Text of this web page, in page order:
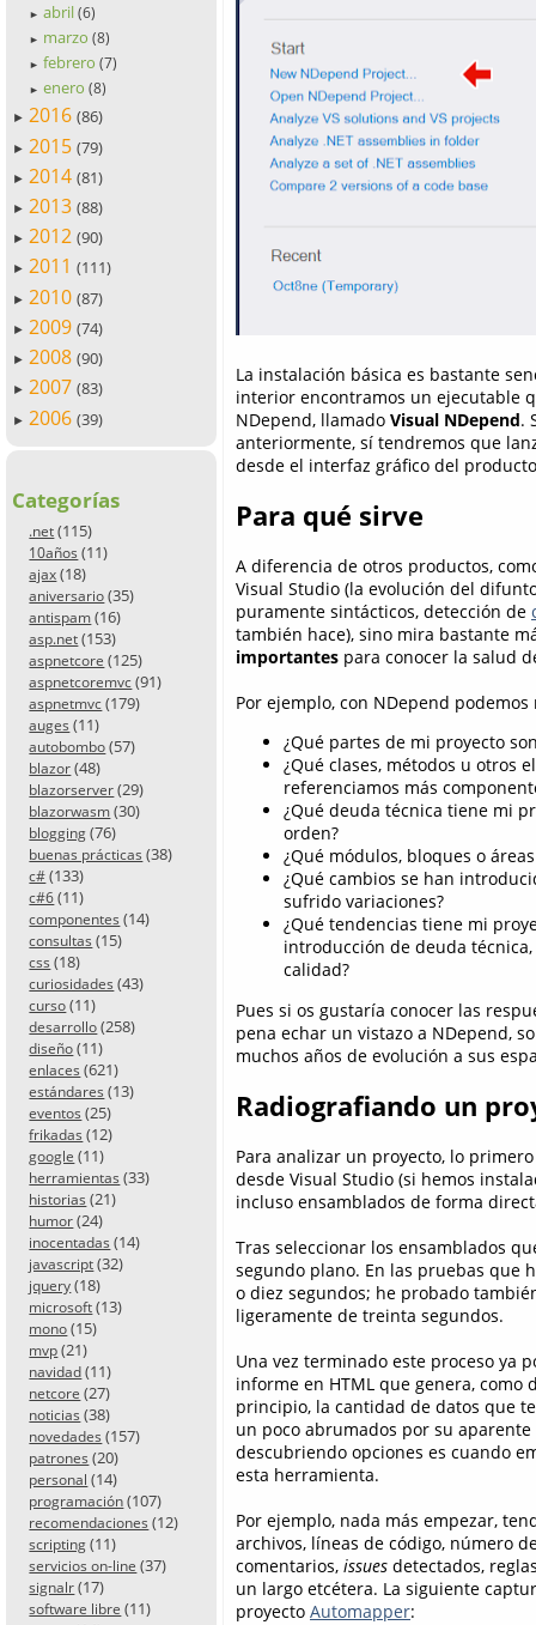
► abril (6)
► marzo (8)
► febrero (7)
► enero (8)
► 2016 (86)
► 2015 (79)
► 2014 (81)
► 2013 (88)
► 2012 (90)
► 2011 (111)
► 2010 (87)
► 2009 (74)
► 2008 (90)
► 2007 (83)
► 2006 (39)
Categorías
.net (115)
10años (11)
ajax (18)
aniversario (35)
antispam (16)
asp.net (153)
aspnetcore (125)
aspnetcoremvc (91)
aspnetmvc (179)
auges (11)
autobombo (57)
blazor (48)
blazorserver (29)
blazorwasm (30)
blogging (76)
buenas prácticas (38)
c# (133)
c#6 (11)
componentes (14)
consultas (15)
css (18)
curiosidades (43)
curso (11)
desarrollo (258)
diseño (11)
enlaces (621)
estándares (13)
eventos (25)
frikadas (12)
google (11)
herramientas (33)
historias (21)
humor (24)
inocentadas (14)
javascript (32)
jquery (18)
microsoft (13)
mono (15)
mvp (21)
navidad (11)
netcore (27)
noticias (38)
novedades (157)
patrones (20)
personal (14)
programación (107)
recomendaciones (12)
scripting (11)
servicios on-line (37)
signalr (17)
software libre (11)
La instalación básica es bastante
interior encontramos un ejecutable
NDepend, llamado Visual NDepend.
anteriormente, sí tendremos que
desde el interfaz gráfico del
Para qué sirve
A diferencia de otros productos,
Visual Studio (la evolución del
puramente sintácticos, detección de
también hace), sino mira bastante
importantes para conocer la salud
Por ejemplo, con NDepend
¿Qué partes de mi proyecto
¿Qué clases, métodos u otros
referenciamos más
¿Qué deuda técnica tiene mi
orden?
¿Qué módulos, bloques o
¿Qué cambios se han
sufrido variaciones?
¿Qué tendencias tiene mi
introducción de deuda
calidad?
Pues si os gustaría conocer las
pena echar un vistazo a NDepend,
muchos años de evolución a sus
Radiografiando un
Para analizar un proyecto, lo
desde Visual Studio (si hemos
incluso ensamblados de forma
Tras seleccionar los ensamblados
segundo plano. En las pruebas que
o diez segundos; he probado
ligeramente de treinta segundos.
Una vez terminado este proceso ya
informe en HTML que genera, como
principio, la cantidad de datos que
un poco abrumados por su
descubriendo opciones es cuando
esta herramienta.
Por ejemplo, nada más empezar,
archivos, líneas de código, número
comentarios, issues detectados,
un largo etcétera. La siguiente
proyecto Automapper: